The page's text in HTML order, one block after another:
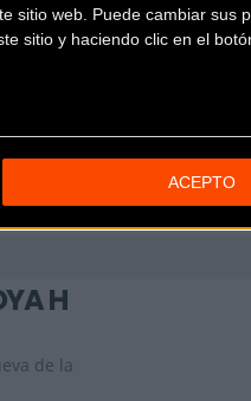
sitio web. Puede cambiar sus
sitio y haciendo clic en el
ACEPTO
H
de la